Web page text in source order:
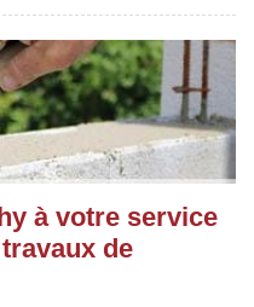
à votre service
de